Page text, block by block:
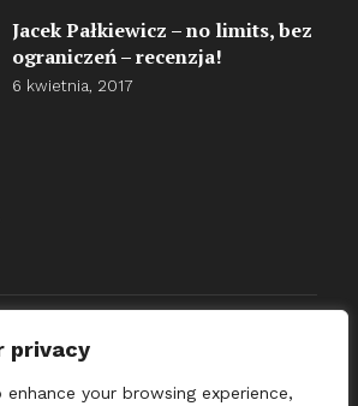
privacy
your browsing experience,
Jacek Pałkiewicz – no limits, bez
ograniczeń – recenzja!
6 kwietnia, 2017